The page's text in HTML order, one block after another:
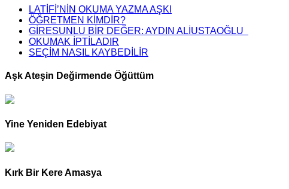
LATİFİ’NİN OKUMA YAZMA AŞKI
ÖĞRETMEN KİMDİR?
GİRESUNLU BİR DEĞER: AYDIN ALİUSTAOĞLU
OKUMAK İPTİLADIR
SEÇİM NASIL KAYBEDİLİR
Aşk Ateşin Değirmende Öğüttüm
Yine Yeniden Edebiyat
Kırk Bir Kere Amasya